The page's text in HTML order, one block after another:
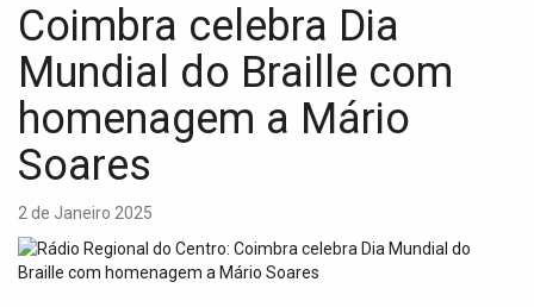
Coimbra celebra Dia
Mundial do Braille com
homenagem a Mário
Soares
2 de Janeiro 2025